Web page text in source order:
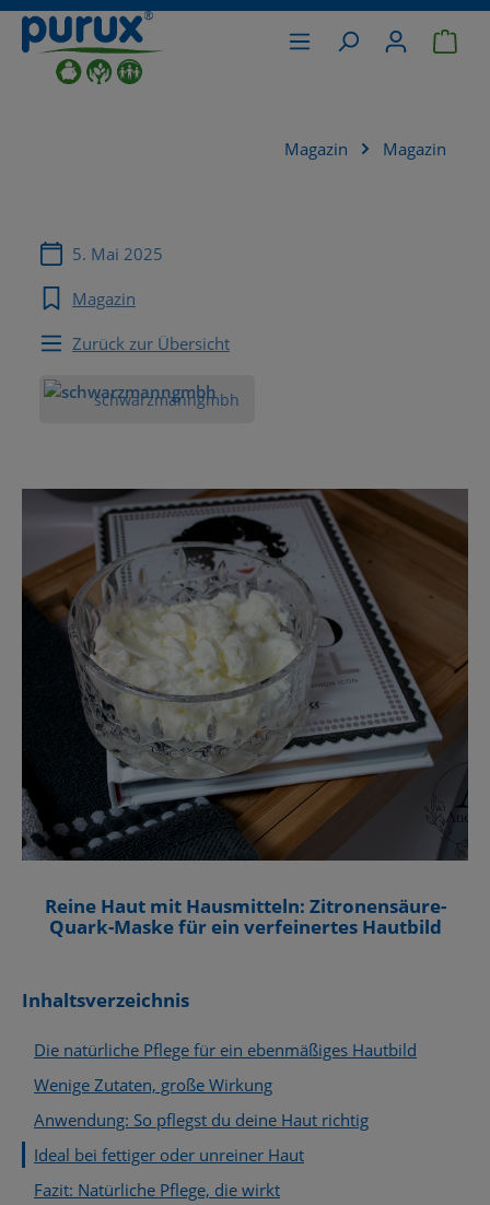
springen
Magazin Magazin
5. Mai 2025
Magazin
Zurück zur Übersicht
schwarzmanngmbh
Reine Haut mit Hausmitteln: Zitronensäure-
Quark-Maske für ein verfeinertes Hautbild
Inhaltsverzeichnis
Die natürliche Pflege für ein ebenmäßiges Hautbild
Wenige Zutaten, große Wirkung
Anwendung: So pflegst du deine Haut richtig
Ideal bei fettiger oder unreiner Haut
Fazit: Natürliche Pflege, die wirkt